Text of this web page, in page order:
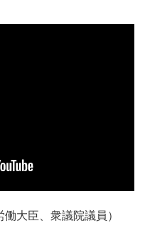
大臣、衆議院議員）